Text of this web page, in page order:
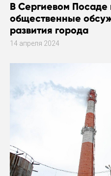
В Сергиевом Посаде
общественные
развития города
14 апреля 2024